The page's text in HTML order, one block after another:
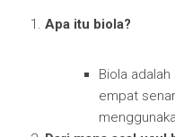
Apa itu biola?
Biola
empat